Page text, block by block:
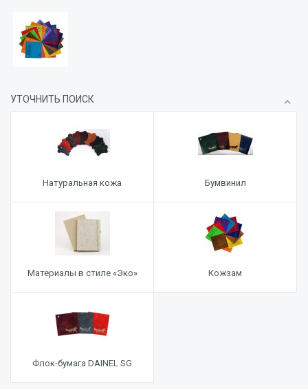
УТОЧНИТЬ ПОИСК
Натуральная кожа Бумвинил
Материалы в стиле «Эко» Кожзам
Флок-бумага DAINEL SG